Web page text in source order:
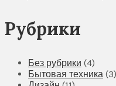
Рубрики
Без рубрики (4)
Бытовая техника (3)